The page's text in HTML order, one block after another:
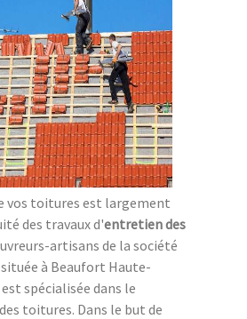
vos toitures est largement
des travaux d'entretien des
artisans de la société
située à Beaufort Haute-
spécialisée dans le
toitures. Dans le but de